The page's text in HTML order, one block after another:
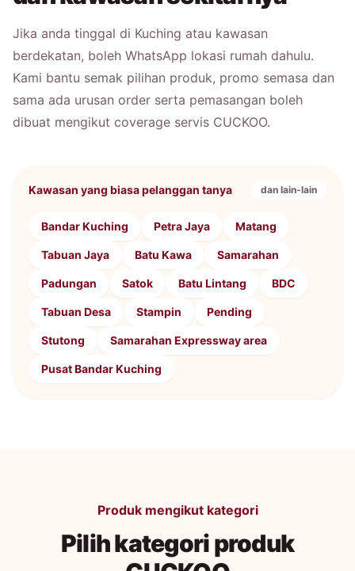
Jika anda tinggal di Kuching atau kawasan
berdekatan, boleh WhatsApp lokasi rumah dahulu.
Kami bantu semak pilihan produk, promo semasa dan
sama ada urusan order serta pemasangan boleh
dibuat mengikut coverage servis CUCKOO.
Kawasan yang biasa pelanggan tanya dan lain-lain
Bandar Kuching Petra Jaya Matang
Tabuan Jaya Batu Kawa Samarahan
Padungan Satok Batu Lintang BDC
Tabuan Desa Stampin Pending
Stutong Samarahan Expressway area
Pusat Bandar Kuching
Produk mengikut kategori
Pilih kategori produk